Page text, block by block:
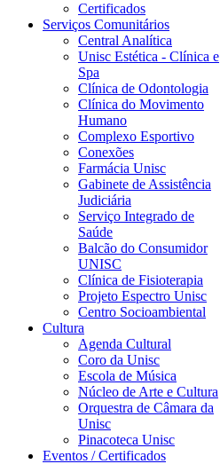
Certificados
Serviços Comunitários
Central Analítica
Unisc Estética - Clínica e
Spa
Clínica de Odontologia
Clínica do Movimento
Humano
Complexo Esportivo
Conexões
Farmácia Unisc
Gabinete de Assistência
Judiciária
Serviço Integrado de
Saúde
Balcão do Consumidor
UNISC
Clínica de Fisioterapia
Projeto Espectro Unisc
Centro Socioambiental
Cultura
Agenda Cultural
Coro da Unisc
Escola de Música
Núcleo de Arte e Cultura
Orquestra de Câmara da
Unisc
Pinacoteca Unisc
Eventos / Certificados